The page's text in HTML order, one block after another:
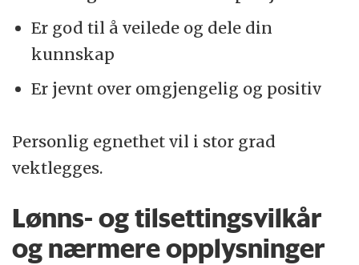
Er god til å veilede og dele din
kunnskap
Er jevnt over omgjengelig og positiv
Personlig egnethet vil i stor grad
vektlegges.
Lønns- og tilsettingsvilkår
og nærmere opplysninger